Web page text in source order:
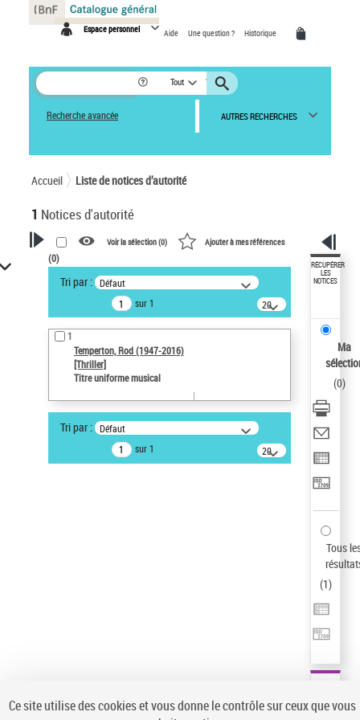
Espace personnel Aide Une question ? Historique
Tout
Recherche avancée AUTRES RECHERCHES
Accueil Liste de notices d’autorité
1 Notices d'autorité
VOTRE RECHERCHE
Recherche avancée dans les
notices d’autorité
Œuvres liées à l'auteur :
Temperton, Rod (1947-2016)
Auteur d’œuvre
ne s'applique pas
Type de notice d'autorité
Voir la sélection (0) Ajouter à mes références
(0)
Tri par : Défaut
sur 1
20
résultats/page
1
Temperton, Rod (1947-2016)
[Thriller]
Titre uniforme musical
Tri par : Défaut
sur 1
20
résultats/page
RÉCUPÉRER
LES
NOTICES
Ma
(0)
Tous
(1)
Panneau de gestion des cookies
Ce site utilise des cookies et vous donne le contrôle sur ceux que vous